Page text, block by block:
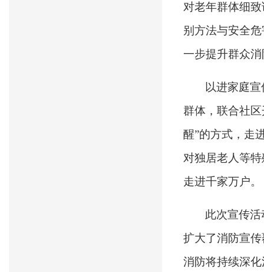
对老年群体细
别方法与安全
一步提升群众
以进家庭
群体，联合社
醒”的方式，走
对独居老人等
走进千家万户。
此次宣传
扩大了消防宣
消防将持续深